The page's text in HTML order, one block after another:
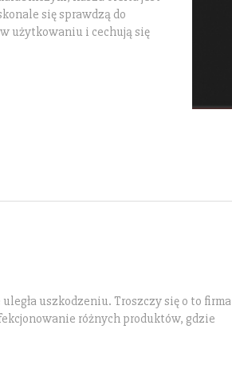
się sprawdzą do
użytkowaniu i cechują się
uszkodzeniu. Troszczy się o to firma
różnych produktów, gdzie